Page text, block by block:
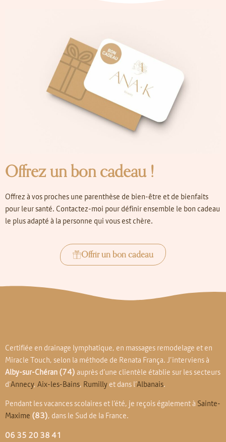
Offrez un bon cadeau !
Offrez à vos proches une parenthèse de bien-être et de bienfaits
pour leur santé. Contactez-moi pour définir ensemble le bon cadeau
le plus adapté à la personne qui vous est chère.
Offrir un bon cadeau
Certifiée en drainage lymphatique, en massages remodelage et en
Miracle Touch, selon la méthode de Renata França. J’interviens à
Alby-sur-Chéran (74) auprès d’une clientèle établie sur les secteurs
d’Annecy, Aix-les-Bains, Rumilly et dans l’Albanais.
Pendant les vacances scolaires et l’été, je reçois également à Sainte-
Maxime (83), dans le Sud de la France.
06 35 20 38 41